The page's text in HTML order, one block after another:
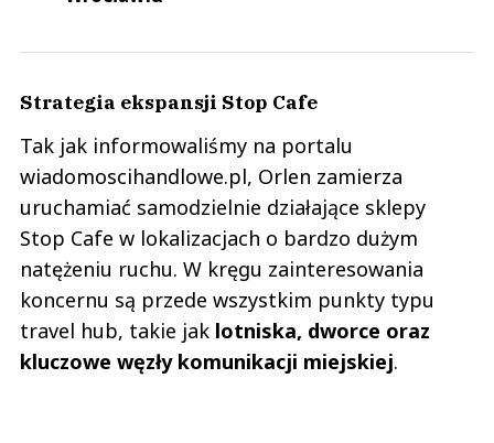
Strategia ekspansji Stop Cafe
Tak jak informowaliśmy na portalu
wiadomoscihandlowe.pl, Orlen zamierza
uruchamiać samodzielnie działające sklepy
Stop Cafe w lokalizacjach o bardzo dużym
natężeniu ruchu. W kręgu zainteresowania
koncernu są przede wszystkim punkty typu
travel hub, takie jak lotniska, dworce oraz
kluczowe węzły komunikacji miejskiej.